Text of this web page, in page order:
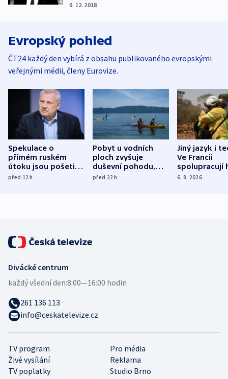
9. 12. 2018
Evropský pohled
ČT24 každý den vybírá z obsahu publikovaného evropskými
veřejnými médii, členy Eurovize.
Spekulace o
přímém ruském
útoku jsou pošetilé,
míní estonský
před 12h
Pobyt u vodních
ploch zvyšuje
duševní pohodu,
ukázala
před 22h
Jiný jazyk i
Ve Francii
spolupracují
různých zemí
6. 8. 2026
TV program
Pro média
Živé vysílání
Reklama
TV poplatky
Studio Brno
Divácké centrum
každý všední den:8:00—16:00 hodin
261 136 113
info@ceskatelevize.cz